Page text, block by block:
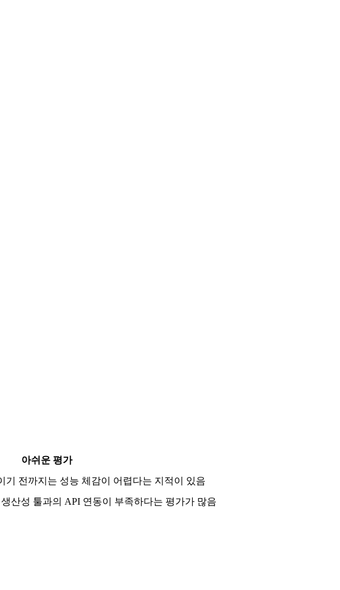
아쉬운 평가
기 전까지는 성능 체감이 어렵다는 지적이 있음
산성 툴과의 API 연동이 부족하다는 평가가 많음